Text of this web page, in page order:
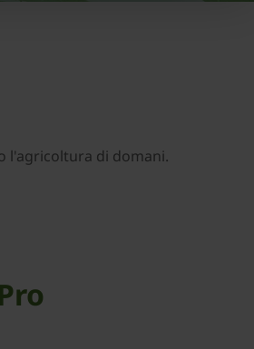
l'agricoltura di domani.